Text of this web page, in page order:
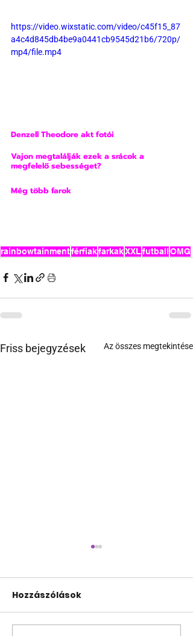
https://video.wixstatic.com/video/c45f15_87
a4c4d845db4be9a0441cb9545d21b6/720p/
mp4/file.mp4
Denzell Theodore akt fotói
Vajon megtalálják ezek a srácok a
megfelelő sebességet?
Még több farok
rainbowtainmentférfiakfarkakXXLfutballOMG
Friss bejegyzések Az összes megtekintése
Hozzászólások